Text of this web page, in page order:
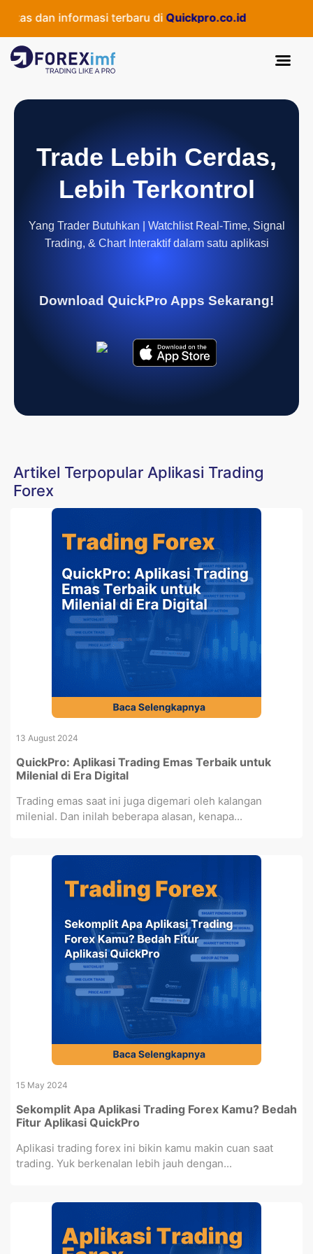
dan informasi terbaru diQuickpro.co.id
Trade Lebih Cerdas,
Lebih Terkontrol
Yang Trader Butuhkan | Watchlist Real-Time, Signal
Trading, & Chart Interaktif dalam satu aplikasi
Download QuickPro Apps Sekarang!
Artikel Terpopular Aplikasi Trading
Forex
13 August 2024
QuickPro: Aplikasi Trading Emas Terbaik untuk
Milenial di Era Digital
Trading emas saat ini juga digemari oleh kalangan
milenial. Dan inilah beberapa alasan, kenapa...
15 May 2024
Sekomplit Apa Aplikasi Trading Forex Kamu? Bedah
Fitur Aplikasi QuickPro
Aplikasi trading forex ini bikin kamu makin cuan saat
trading. Yuk berkenalan lebih jauh dengan...